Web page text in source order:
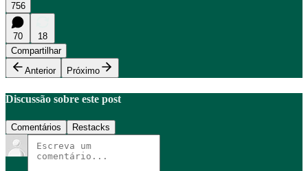
756
70
18
Compartilhar
Anterior
Próximo
Discussão sobre este post
Comentários Restacks